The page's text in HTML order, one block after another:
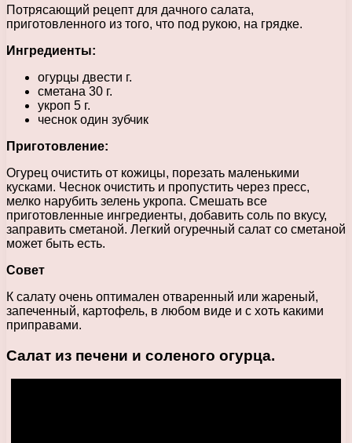
Потрясающий рецепт для дачного салата,
приготовленного из того, что под рукою, на грядке.
Ингредиенты:
огурцы двести г.
сметана 30 г.
укроп 5 г.
чеснок один зубчик
Приготовление:
Огурец очистить от кожицы, порезать маленькими
кусками. Чеснок очистить и пропустить через пресс,
мелко нарубить зелень укропа. Смешать все
приготовленные ингредиенты, добавить соль по вкусу,
заправить сметаной. Легкий огуречный салат со сметаной
может быть есть.
Совет
К салату очень оптимален отваренный или жареный,
запеченный, картофель, в любом виде и с хоть какими
приправами.
Салат из печени и соленого огурца.